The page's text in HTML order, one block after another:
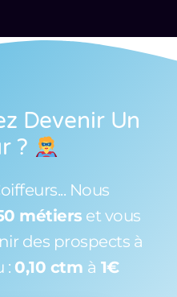
Devenir Un
?
Nous
métiers et vous
des prospects à
: 0,10 ctm à 1€